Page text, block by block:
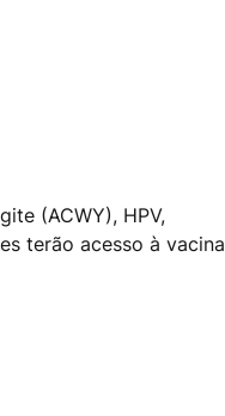
(ACWY), HPV,
terão acesso à vacina